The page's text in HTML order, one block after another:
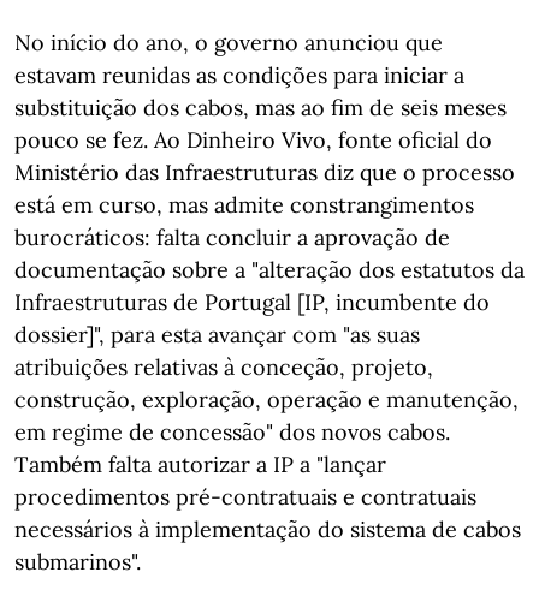
No início do ano, o governo anunciou que
estavam reunidas as condições para iniciar a
substituição dos cabos, mas ao fim de seis meses
pouco se fez. Ao Dinheiro Vivo, fonte oficial do
Ministério das Infraestruturas diz que o processo
está em curso, mas admite constrangimentos
burocráticos: falta concluir a aprovação de
documentação sobre a "alteração dos estatutos da
Infraestruturas de Portugal [IP, incumbente do
dossier]", para esta avançar com "as suas
atribuições relativas à conceção, projeto,
construção, exploração, operação e manutenção,
em regime de concessão" dos novos cabos.
Também falta autorizar a IP a "lançar
procedimentos pré-contratuais e contratuais
necessários à implementação do sistema de cabos
submarinos".